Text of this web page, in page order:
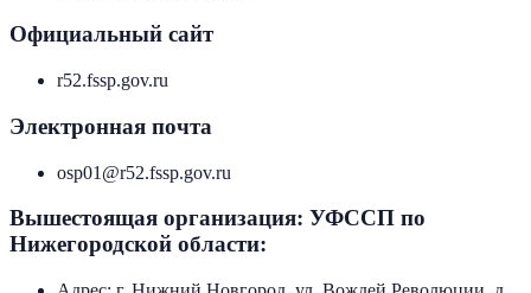
Официальный сайт
r52.fssp.gov.ru
Электронная почта
osp01@r52.fssp.gov.ru
Вышестоящая организация: УФССП по
Нижегородской области: